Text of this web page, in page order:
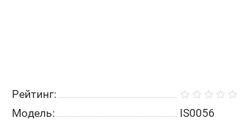
Рейтинг:
Модель:
IS0056